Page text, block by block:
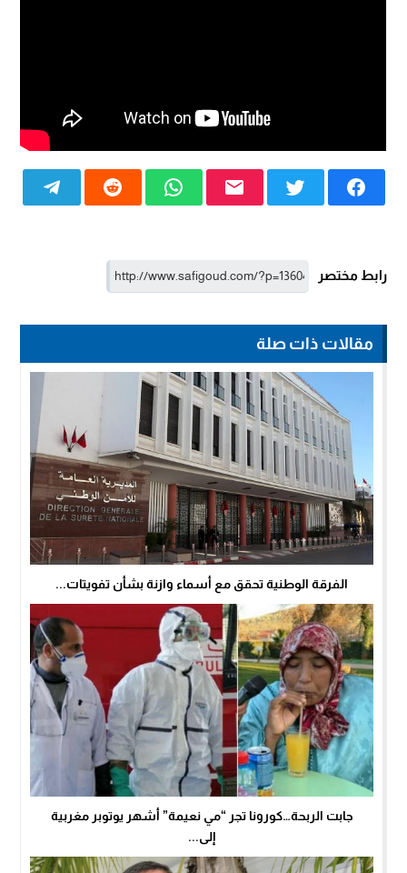
رابط مختصر
مقالات ذات صلة
الفرقة الوطنية تحقق مع أسماء وازنة بشأن تفويتات...
جابت الربحة…كورونا تجر “مي نعيمة” أشهر يوتوبر مغربية
إلى...